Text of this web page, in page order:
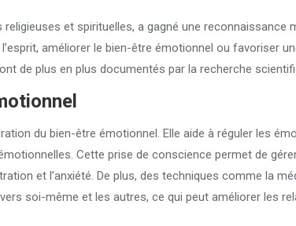
et spirituelles, a gagné une reconnaissance
améliorer le bien-être émotionnel ou favoriser
de plus en plus documentés par la recherche
du bien-être émotionnel. Elle aide à réguler les
Cette prise de conscience permet de
et l’anxiété. De plus, des techniques comme la
soi-même et les autres, ce qui peut améliorer les